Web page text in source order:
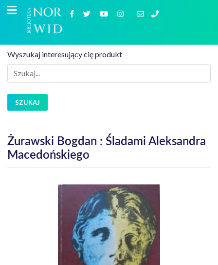
Wyszukaj interesujący cię produkt
SZUKAJ
Żurawski Bogdan : Śladami Aleksandra
Macedońskiego